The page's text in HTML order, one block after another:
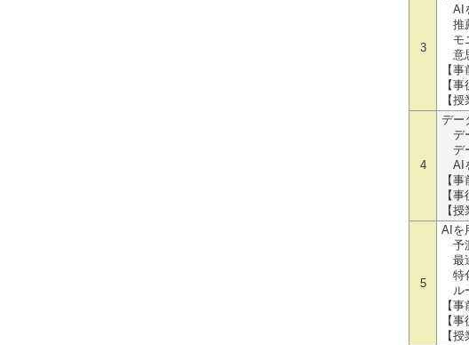
3
AI
推
モ
意
【
【
【
4
デー
デ
デ
AI
【
【
【
5
AIを
予
最
特
ル
【
【
【